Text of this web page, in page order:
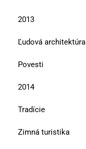
2013
Ľudová architektúra
Povesti
2014
Tradície
Zimná turistika